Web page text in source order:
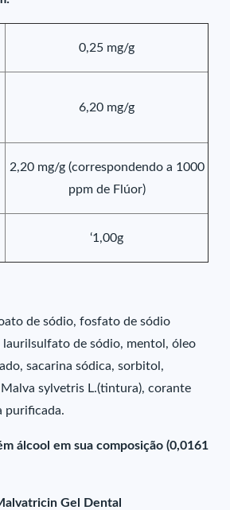
0,25 mg/g
6,20 mg/g
2,20 mg/g (correspondendo a 1000
ppm de Flúor)
‘1,00g
de sódio, fosfato de sódio
laurilsulfato de sódio, mentol, óleo
sacarina sódica, sorbitol,
sylvetris L.(tintura), corante
purificada.
álcool em sua composição (0,0161
Gel Dental